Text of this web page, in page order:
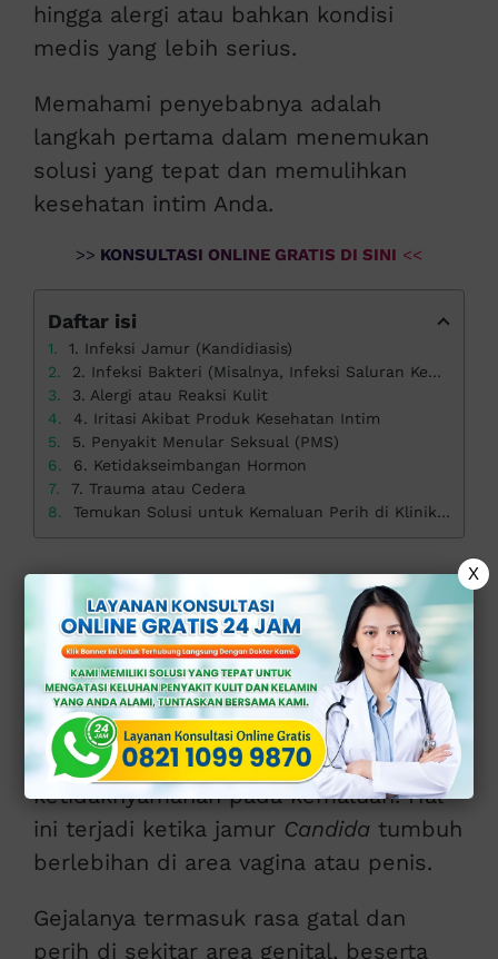
hingga alergi atau bahkan kondisi
medis yang lebih serius.
Memahami penyebabnya adalah
langkah pertama dalam menemukan
solusi yang tepat dan memulihkan
kesehatan intim Anda.
>> KONSULTASI ONLINE GRATIS DI SINI <<
Daftar isi
1. Infeksi Jamur (Kandidiasis)
2. Infeksi Bakteri (Misalnya, Infeksi Saluran Kemih atau ISK)
3. Alergi atau Reaksi Kulit
4. Iritasi Akibat Produk Kesehatan Intim
5. Penyakit Menular Seksual (PMS)
6. Ketidakseimbangan Hormon
7. Trauma atau Cedera
Temukan Solusi untuk Kemaluan Perih di Klinik Apollo!
1. Infeksi Jamur
(Kandidiasis)
Infeksi jamur, atau kandidiasis,
merupakan penyebab umum
ketidaknyamanan pada kemaluan. Hal
ini terjadi ketika jamur Candidatumbuh
berlebihan di area vagina atau penis.
Gejalanya termasuk rasa gatal dan
perih di sekitar area genital, beserta
X